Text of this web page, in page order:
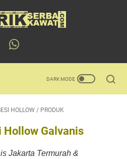
HOLLOW / PRODUK
Hollow Galvanis
Jakarta Termurah &